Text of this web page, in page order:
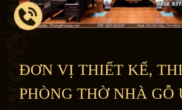
ĐƠN VỊ THIẾT KẾ,
PHÒNG THỜ NHÀ GỖ